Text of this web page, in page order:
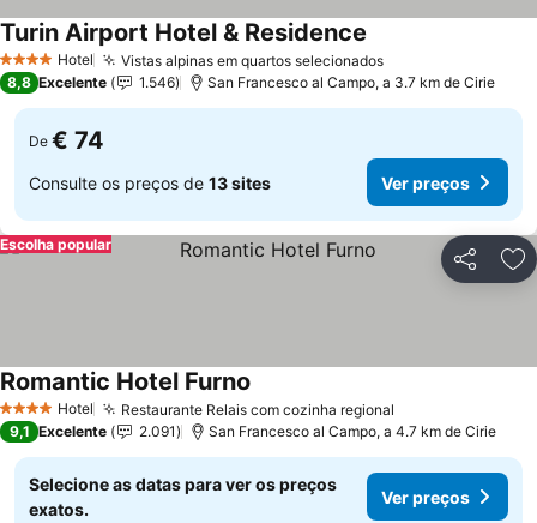
4 EstrelasHotel Vistas alpinas em quartos selecionadosVer preços
Turin Airport Hotel & Residence
8,8 Excelente 1.546 San Francesco al Campo, a 3.7 km de Cirie
De € 74
Consulte os preços de 13 sites Ver preços
Partilhar
Escolha popular
4 EstrelasHotel Restaurante Relais com cozinha regional
Romantic Hotel Furno
9,1 Excelente 2.091 San Francesco al Campo, a 4.7 km de Cirie
Selecione as datas para ver os preços
exatos.
Ver preços